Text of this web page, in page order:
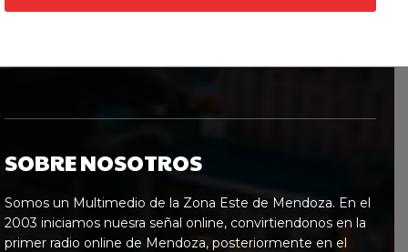
SOBRE NOSOTROS
Somos un Multimedio de la Zona Este de Mendoza. En el
2003 iniciamos nuesra señal online, convirtiendonos en la
primer radio online de Mendoza, posteriormente en el